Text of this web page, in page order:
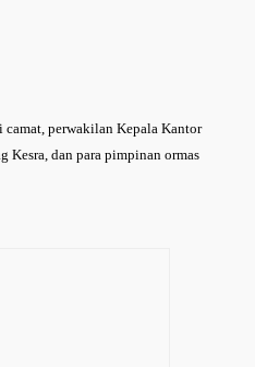
perwakilan Kepala Kantor
Kesra, dan para pimpinan ormas